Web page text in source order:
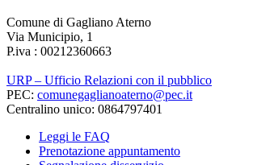
Comune di Gagliano Aterno
Via Municipio, 1
P.iva : 00212360663
URP – Ufficio Relazioni con il pubblico
PEC: comunegaglianoaterno@pec.it
Centralino unico: 0864797401
Leggi le FAQ
Prenotazione appuntamento